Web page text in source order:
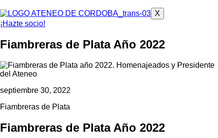
X
¡Hazte socio!
Fiambreras de Plata Año 2022
septiembre 30, 2022
Fiambreras de Plata
Fiambreras de Plata Año 2022